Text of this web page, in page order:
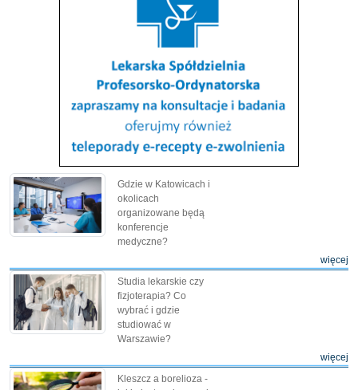
Gdzie w Katowicach i
okolicach
organizowane będą
konferencje
medyczne?
więcej
Studia lekarskie czy
fizjoterapia? Co
wybrać i gdzie
studiować w
Warszawie?
więcej
Kleszcz a borelioza -